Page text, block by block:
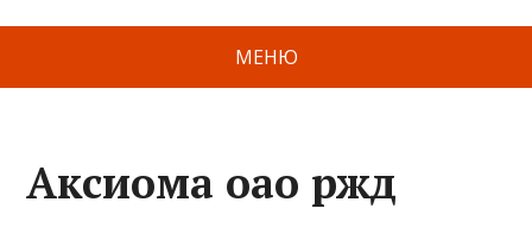
МЕНЮ
Аксиома оао ржд